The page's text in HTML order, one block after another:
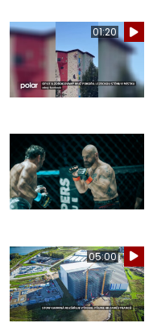
01:20
05:00